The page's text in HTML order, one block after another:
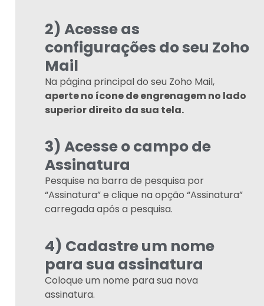
2) Acesse as
configurações do seu Zoho
Mail
Na página principal do seu Zoho Mail,
aperte no ícone de engrenagem no lado
superior direito da sua tela.
3) Acesse o campo de
Assinatura
Pesquise na barra de pesquisa por
“Assinatura” e clique na opção “Assinatura”
carregada após a pesquisa.
4) Cadastre um nome
para sua assinatura
Coloque um nome para sua nova
assinatura.